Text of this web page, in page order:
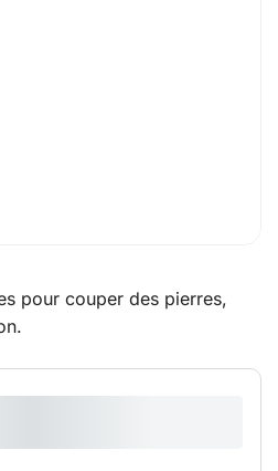
pour couper des pierres,